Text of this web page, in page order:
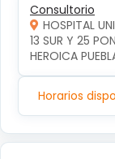
Consultorio
HOSPITAL
13 SUR Y 25
HEROICA
Horarios